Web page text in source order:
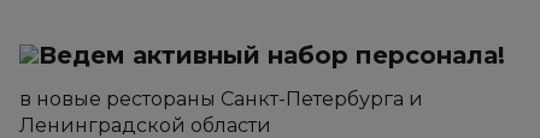
Ведем активный набор персонала!
в новые рестораны Санкт-Петербурга и
Ленинградской области